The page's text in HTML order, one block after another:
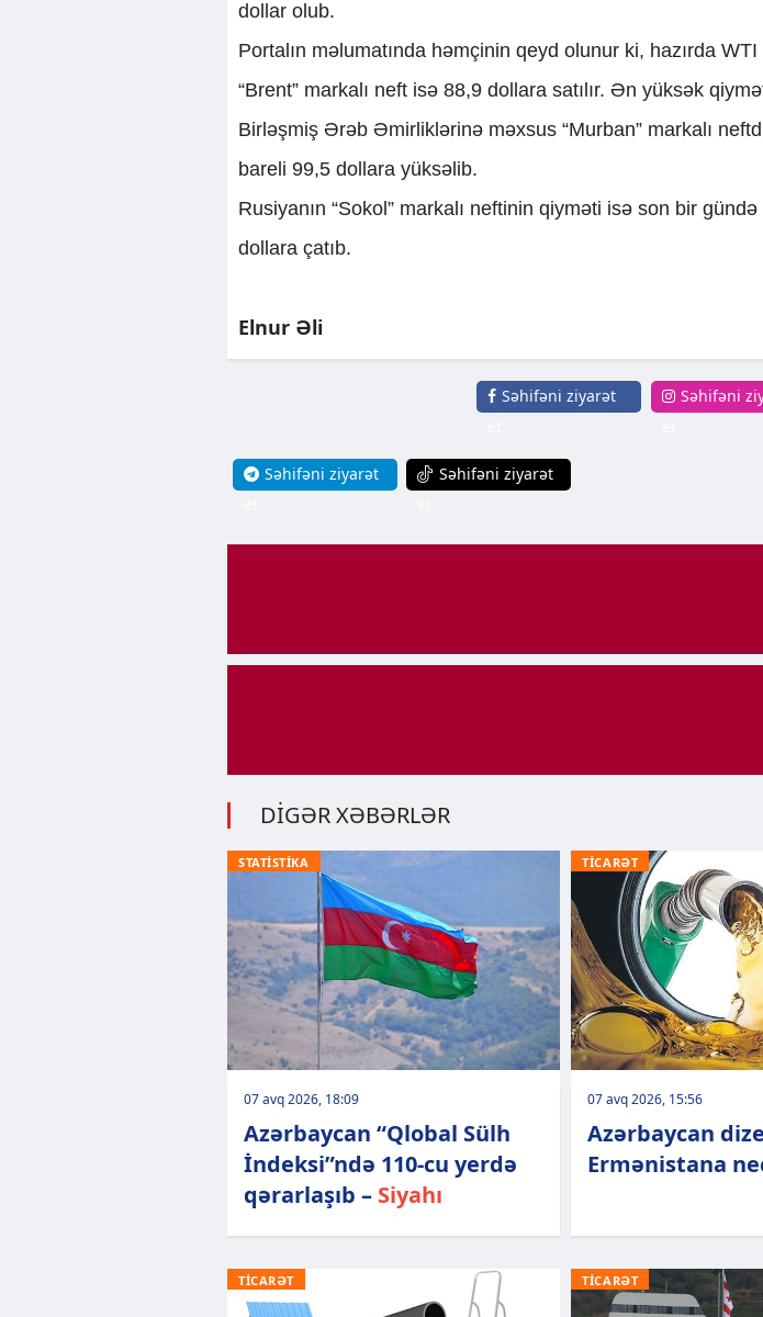
dollar olub.
Portalın məlumatında həmçinin qeyd olunur ki, hazırda
“Brent” markalı neft isə 88,9 dollara satılır. Ən yüksək
Birləşmiş Ərəb Əmirliklərinə məxsus “Murban” markalı
bareli 99,5 dollara yüksəlib.
Rusiyanın “Sokol” markalı neftinin qiyməti isə son bir
dollara çatıb.
Elnur Əli
Səhifəni ziyarət
Səhifəni
Səhifəni ziyarət
Səhifəni ziyarət
DİGƏR XƏBƏRLƏR
STATİSTİKA
07 avq 2026, 18:09
Azərbaycan “Qlobal Sülh
İndeksi”ndə 110-cu yerdə
qərarlaşıb – Siyahı
TİCARƏT
07 avq 2026, 15:56
Azərbaycan
Ermənistana
TİCARƏT TİCARƏT